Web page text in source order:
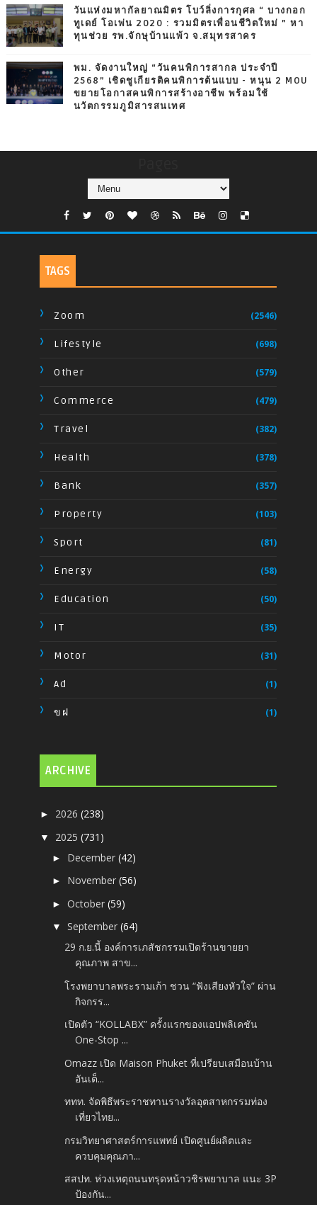
วันแห่งมหากัลยาณมิตร โบว์ลิ่งการกุศล “ บางกอก
ทูเดย์ โอเพ่น 2020 : รวมมิตรเพื่อนชีวิตใหม่ ” หา
ทุนช่วย รพ.จักษุบ้านแพ้ว จ.สมุทรสาคร
พม. จัดงานใหญ่ “วันคนพิการสากล ประจำปี
2568” เชิดชูเกียรติคนพิการต้นแบบ - หนุน 2 MOU
ขยายโอกาสคนพิการสร้างอาชีพ พร้อมใช้
นวัตกรรมภูมิสารสนเทศ
TAGS
Zoom (2546)
Lifestyle (698)
Other (579)
Commerce (479)
Travel (382)
Health (378)
Bank (357)
Property (103)
Sport (81)
Energy (58)
Education (50)
IT (35)
Motor (31)
Ad (1)
ขฝ (1)
ARCHIVE
► 2026(238)
▼ 2025(731)
► December(42)
► November(56)
►October(59)
▼September(64)
29 ก.ย.นี้ องค์การเภสัชกรรมเปิดร้านขายยา
คุณภาพ สาข...
โรงพยาบาลพระรามเก้า ชวน “ฟังเสียงหัวใจ” ผ่าน
กิจกรร...
เปิดตัว “KOLLABX” ครั้งแรกของแอปพลิเคชัน
One-Stop ...
Omazz เปิด Maison Phuket ที่เปรียบเสมือนบ้าน
อันเต็...
ททท. จัดพิธีพระราชทานรางวัลอุตสาหกรรมท่อง
เที่ยวไทย...
กรมวิทยาศาสตร์การแพทย์ เปิดศูนย์ผลิตและ
ควบคุมคุณภา...
สสปท. ห่วงเหตุถนนทรุดหน้าวชิรพยาบาล แนะ 3P
ป้องกัน...